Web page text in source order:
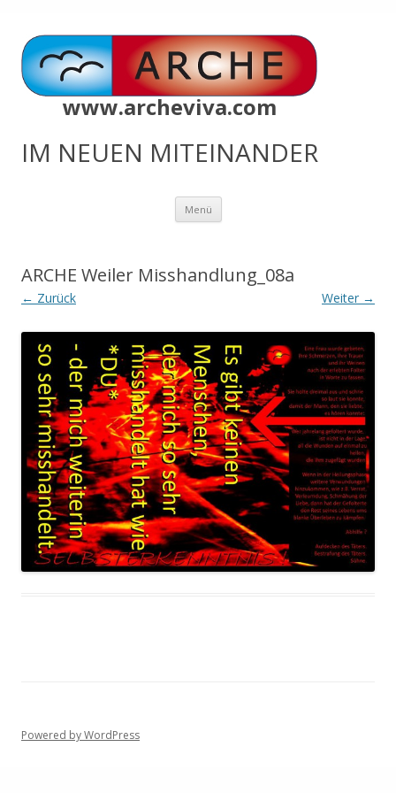
www.archeviva.com
IM NEUEN MITEINANDER
Menü Zum
springen
ARCHE Weiler Misshandlung_08a
← Zurück Weiter →
Powered by WordPress